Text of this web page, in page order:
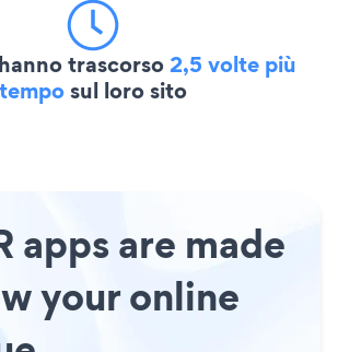
trascorso2,5 volte più
temposul loro sito
apps are made
your online